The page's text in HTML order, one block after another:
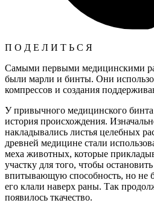
П О Д Е Л И Т Ь С Я
Самыми первыми медицинскими
были марли и бинты. Они
компрессов и создания
У привычного медицинского бинта
история происхождения.
накладывались листья целебных
древней медицине стали
меха животных, которые
участку для того, чтобы
впитывающую способность, но не
его клали наверх раны. Так
появилось ткачество.